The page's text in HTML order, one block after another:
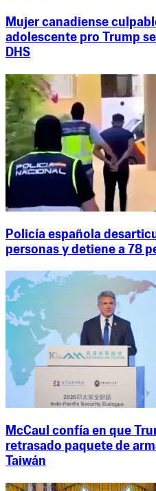
Mujer canadiense
adolescente pro Trump
DHS
Policía española
personas y detiene a 78
McCaul confía en que
retrasado paquete de
Taiwán